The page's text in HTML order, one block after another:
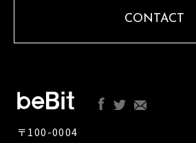
CONTACT
〒100-0004